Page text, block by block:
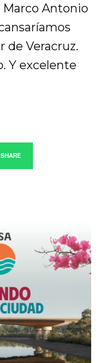
Antonio
de Veracruz.
Y excelente
SHARE